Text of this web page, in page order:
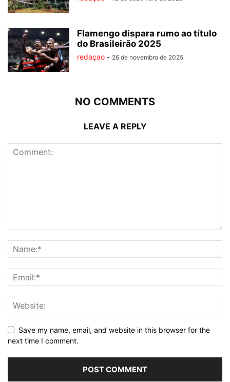
Flamengo dispara rumo ao título
do Brasileirão 2025
redaçao - 26 de novembro de 2025
NO COMMENTS
LEAVE A REPLY
Save my name, email, and website in this browser for the
next time I comment.